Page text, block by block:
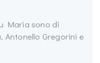
Maria sono di
Antonello Gregorini e